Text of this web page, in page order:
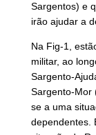
Sargentos) e
irão ajudar a
Na Fig-1,
militar, ao
Sargento-
Sargento-Mor
se a uma
dependentes.